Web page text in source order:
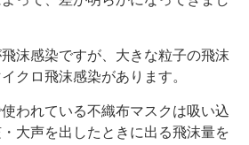
沫感染ですが、大きな粒子の飛沫
クロ飛沫感染があります。
われている不織布マスクは吸い込
大声を出したときに出る飛沫量を